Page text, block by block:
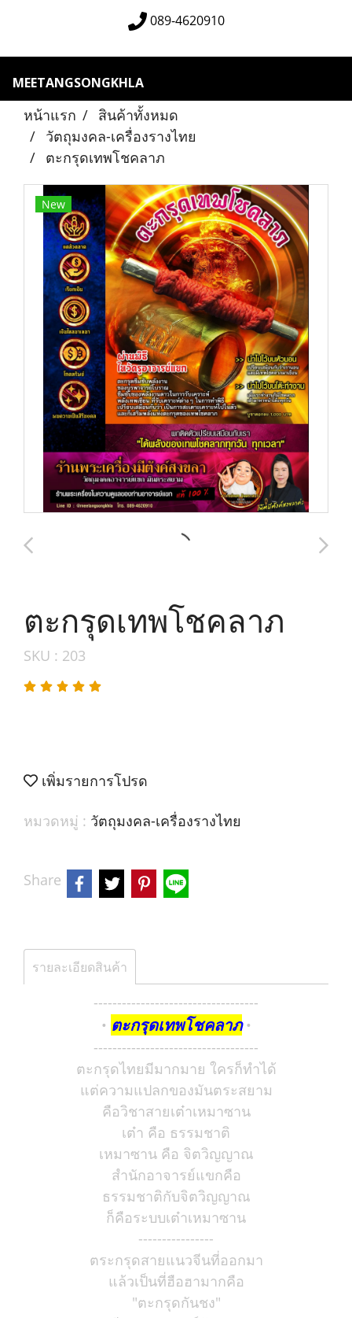
089-4620910
MEETANGSONGKHLA
หน้าแรก
สินค้าทั้งหมด
วัตถุมงคล-เครื่องรางไทย
ตะกรุดเทพโชคลาภ
New
ตะกรุดเทพโชคลาภ
SKU : 203
เพิ่มรายการโปรด
หมวดหมู่ : วัตถุมงคล-เครื่องรางไทย
Share
รายละเอียดสินค้า
-----------------------------------
• ตะกรุดเทพโชคลาภ•
-----------------------------------
ตะกรุดไทยมีมากมาย ใครก็ทำได้
แต่ความแปลกของมันตระสยาม
คือวิชาสายเต๋าเหมาซาน
เต๋า คือ ธรรมชาติ
เหมาซาน คือ จิตวิญญาณ
สำนักอาจารย์แขกคือ
ธรรมชาติกับจิตวิญญาณ
ก็คือระบบเต๋าเหมาซาน
----------------
ตระกรุดสายแนวจีนที่ออกมา
แล้วเป็นที่ฮือฮามากคือ
"ตะกรุดกันชง"